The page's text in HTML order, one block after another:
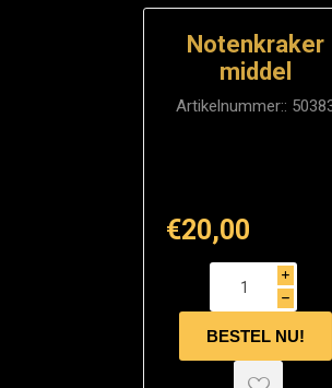
Notenkraker
middel
Artikelnummer::
€20,00
i
h